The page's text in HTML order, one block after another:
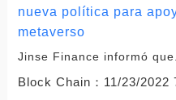
nueva política para
metaverso
Jinse Finance informó que.
Block Chain： 11/23/2022